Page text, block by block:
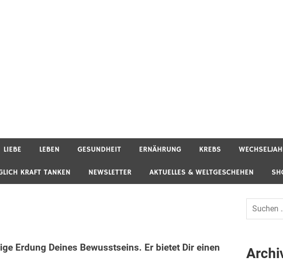
LIEBE LEBEN GESUNDHEIT ERNÄHRUNG KREBS
KRAFT TANKEN NEWSLETTER AKTUELLES & WELTGESCHEHEN
Erdung Deines Bewusstseins. Er bietet Dir einen